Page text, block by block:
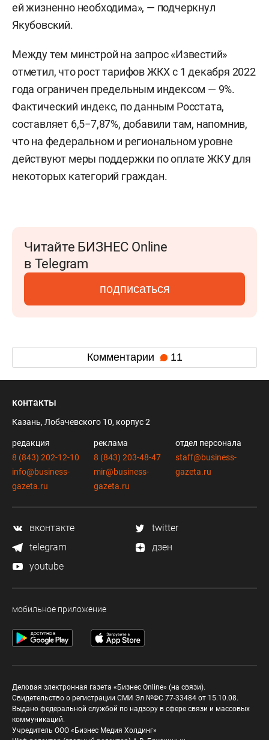
ей жизненно необходима», — подчеркнул
Якубовский.
Между тем минстрой на запрос «Известий»
отметил, что рост тарифов ЖКХ с 1 декабря 2022
года ограничен предельным индексом — 9%.
Фактический индекс, по данным Росстата,
составляет 6,5−7,87%, добавили там, напомнив,
что на федеральном и региональном уровне
действуют меры поддержки по оплате ЖКУ для
некоторых категорий граждан.
Читайте БИЗНЕС Online
в Telegram
подписаться
Комментарии 11
контакты
Казань, Лобачевского 10, корпус 2
редакция
8 (843) 202-12-10
info@business-
gazeta.ru
реклама
8 (843) 203-48-47
mir@business-
gazeta.ru
отдел персонала
staff@business-
gazeta.ru
вконтакте
twitter
telegram
дзен
youtube
мобильное приложение
Деловая электронная газета «Бизнес Online» (на связи).
Свидетельство о регистрации СМИ Эл №ФС 77-33484 от 15.10.08.
Выдано федеральной службой по надзору в сфере связи и массовых
коммуникаций.
Учредитель ООО «Бизнес Медия Холдинг»